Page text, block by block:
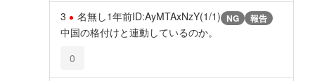
3 名無し1年前ID:AyMTAxNzY(1/1) NG 報告
中国の格付けと連動しているのか。
0